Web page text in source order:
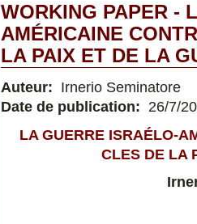
WORKING PAPER -
AMÉRICAINE
LA PAIX ET DE LA
Auteur: Irnerio Seminatore
Date de publication: 26/7/
LA GUERRE ISRAÉLO-
CLES DE LA